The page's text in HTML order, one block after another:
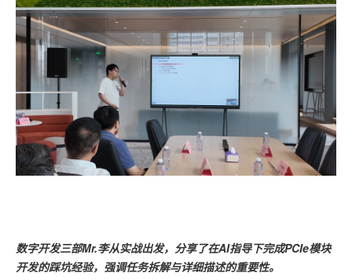
数字开发三部Mr.李从实战出发，分享了在AI指导下完成PCIe模块
开发的踩坑经验，强调任务拆解与详细描述的重要性。